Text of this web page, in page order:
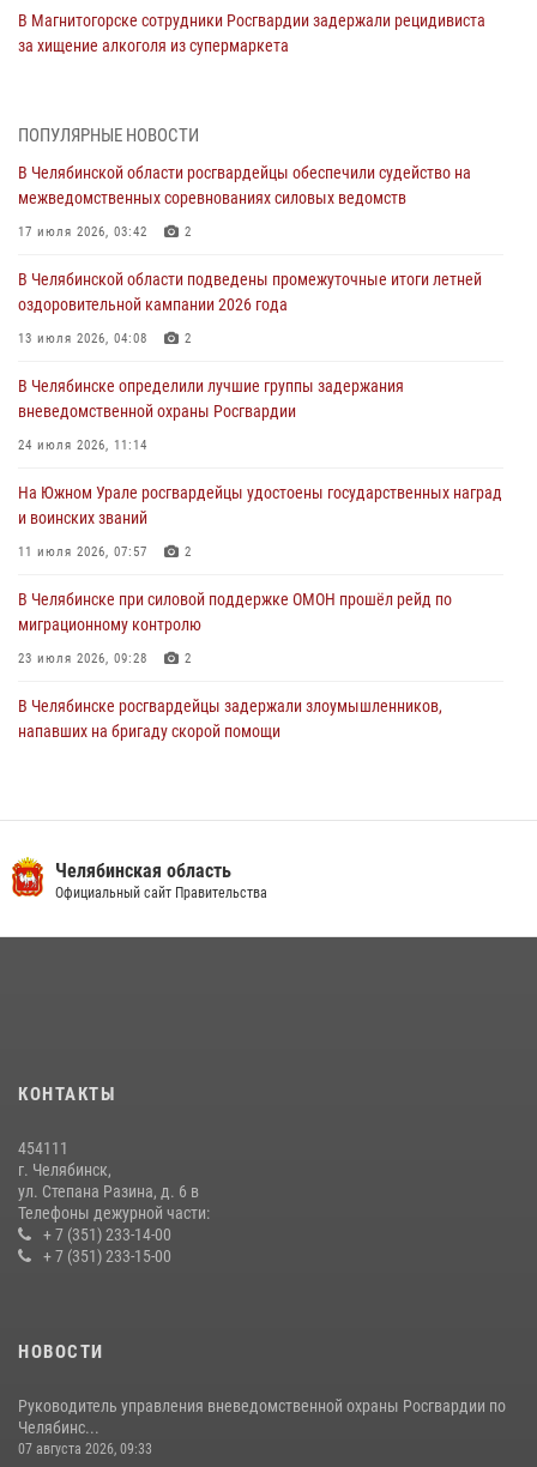
В Магнитогорске сотрудники Росгвардии задержали рецидивиста
за хищение алкоголя из супермаркета
На Южном Урале спецназ Росгвардии провел военно-полевые
Росгвардейцы задержали трёх магазинных воров в Челябинске
На Южном Урале сотрудники Росгвардии задержали
подозреваемого в совершении убийства
В Челябинской области росгвардейцами по горячим следам
задержан подозреваемый в грабеже
ПОПУЛЯРНЫЕ НОВОСТИ
В Челябинской области росгвардейцы обеспечили судейство на
межведомственных соревнованиях силовых ведомств
17 июля 2026, 03:42 2
В Челябинской области подведены промежуточные итоги летней
оздоровительной кампании 2026 года
13 июля 2026, 04:08 2
В Челябинске определили лучшие группы задержания
вневедомственной охраны Росгвардии
24 июля 2026, 11:14
На Южном Урале росгвардейцы удостоены государственных наград
и воинских званий
11 июля 2026, 07:57 2
В Челябинске при силовой поддержке ОМОН прошёл рейд по
миграционному контролю
23 июля 2026, 09:28 2
В Челябинске росгвардейцы задержали злоумышленников,
напавших на бригаду скорой помощи
13 июля 2026, 03:02 5
28 июля 2026, 10:38
Челябинская область
Официальный сайт Правительства
КОНТАКТЫ
454111
г. Челябинск,
ул. Степана Разина, д. 6 в
Телефоны дежурной части:
+ 7 (351) 233-14-00
+ 7 (351) 233-15-00
НОВОСТИ
Руководитель управления вневедомственной охраны Росгвардии по
Челябинс...
07 августа 2026, 09:33